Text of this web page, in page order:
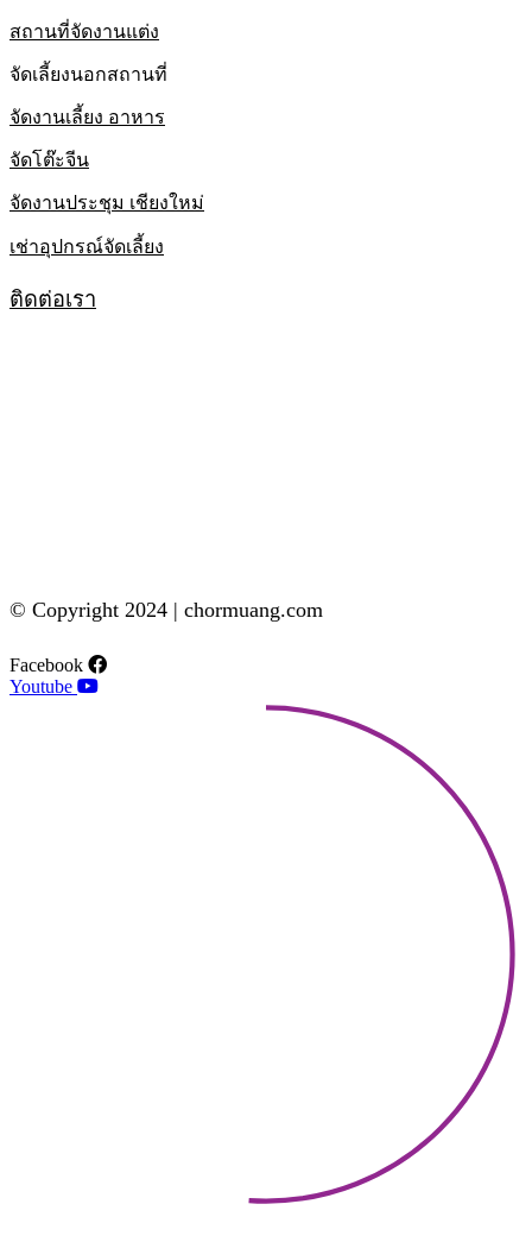
สถานที่จัดงานแต่ง
จัดเลี้ยงนอกสถานที่
จัดงานเลี้ยง อาหาร
จัดโต๊ะจีน
จัดงานประชุม เชียงใหม่
เช่าอุปกรณ์จัดเลี้ยง
ติดต่อเรา
© Copyright 2024 | chormuang.com
Facebook
Youtube